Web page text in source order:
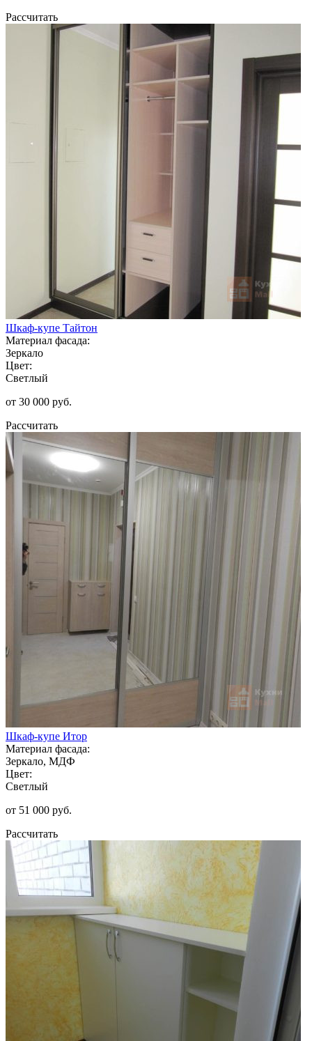
Рассчитать
Шкаф-купе Тайтон
Материал фасада:
Зеркало
Цвет:
Светлый
от 30 000 руб.
Рассчитать
Шкаф-купе Итор
Материал фасада:
Зеркало, МДФ
Цвет:
Светлый
от 51 000 руб.
Рассчитать